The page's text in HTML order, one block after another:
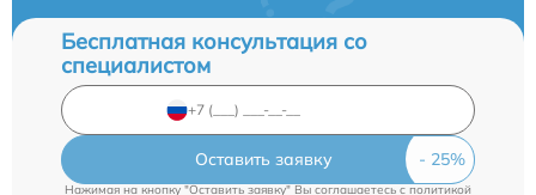
Бесплатная консультация со
специалистом
Оставить заявку
Нажимая на кнопку "Оставить заявку" Вы соглашаетесь cполитикой